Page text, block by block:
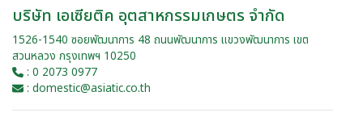
บริษัท เอเซียติค อุตสาหกรรมเกษตร จำกัด
1526-1540 ซอยพัฒนาการ 48 ถนนพัฒนาการ แขวงพัฒนาการ เขต
สวนหลวง กรุงเทพฯ 10250
: 0 2073 0977
: domestic@asiatic.co.th